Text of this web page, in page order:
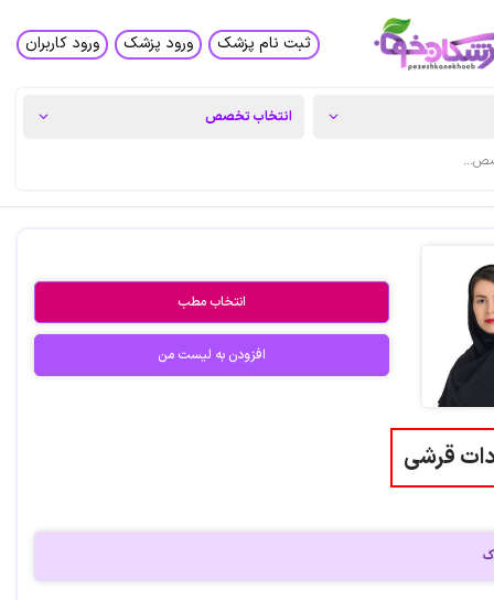
ثبت نام پزشک ورود پزشک ورود کاربران
انتخاب مطب
افزودن به لیست من
قرشی